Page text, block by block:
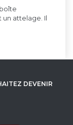
attelage. Il
DEVENIR